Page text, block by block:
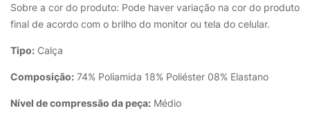
Sobre a cor do produto: Pode haver variação na cor do produto
final de acordo com o brilho do monitor ou tela do celular.
Tipo: Calça
Composição: 74% Poliamida 18% Poliéster 08% Elastano
Nível de compressão da peça: Médio